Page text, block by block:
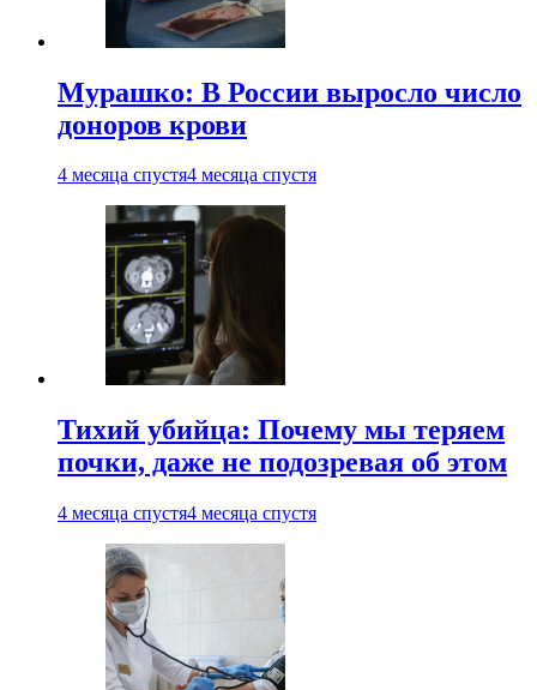
Мурашко: В России выросло число
доноров крови
4 месяца спустя4 месяца спустя
Тихий убийца: Почему мы теряем
почки, даже не подозревая об этом
4 месяца спустя4 месяца спустя